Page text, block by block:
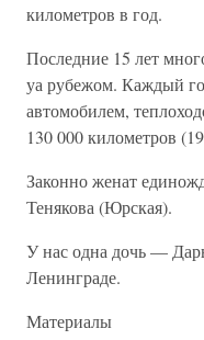
километров в год.
Последние 15 лет
уа рубежом. Каждый
автомобилем,
130 000 километров
Законно женат
Тенякова (Юрская).
У нас одна дочь —
Ленинграде.
Материалы